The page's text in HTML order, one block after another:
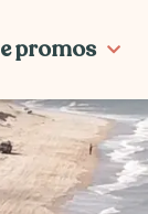
promos